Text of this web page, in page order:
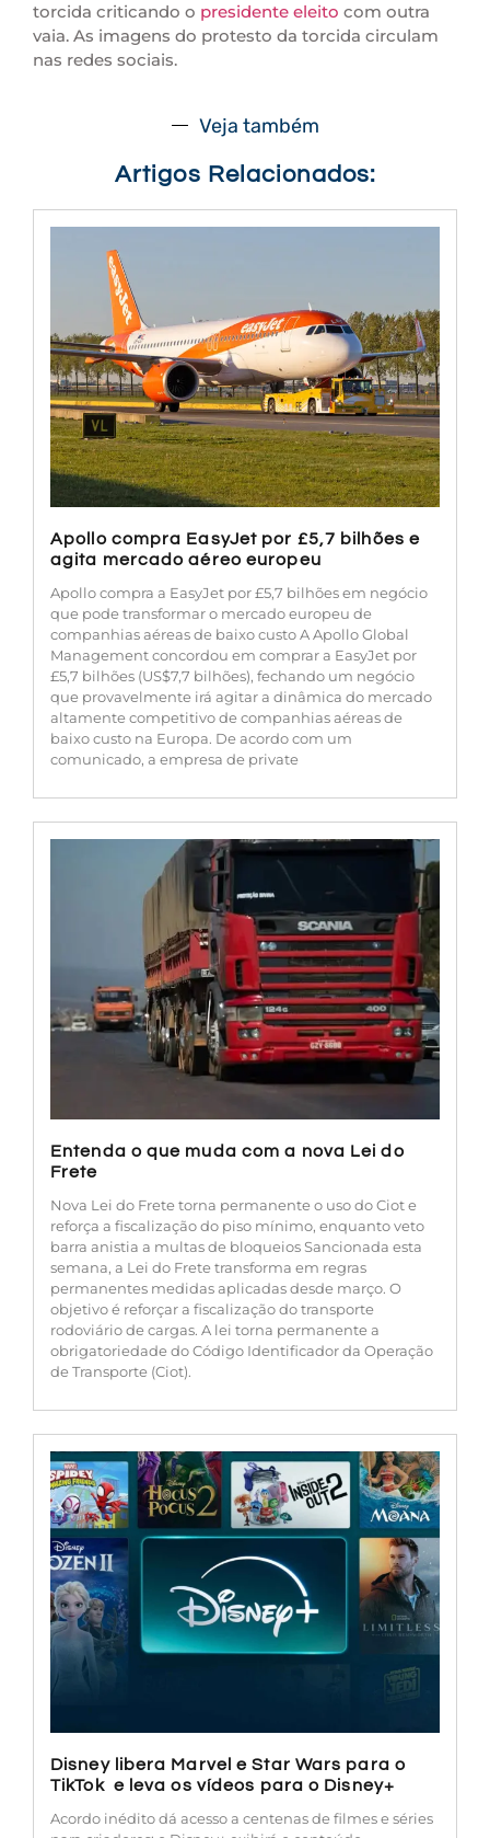
torcida criticando o presidente eleito com outra
vaia. As imagens do protesto da torcida circulam
nas redes sociais.
Veja também
Artigos Relacionados:
Apollo compra EasyJet por £5,7 bilhões e
agita mercado aéreo europeu
Apollo compra a EasyJet por £5,7 bilhões em negócio
que pode transformar o mercado europeu de
companhias aéreas de baixo custo A Apollo Global
Management concordou em comprar a EasyJet por
£5,7 bilhões (US$7,7 bilhões), fechando um negócio
que provavelmente irá agitar a dinâmica do mercado
altamente competitivo de companhias aéreas de
baixo custo na Europa. De acordo com um
comunicado, a empresa de private
Entenda o que muda com a nova Lei do
Frete
Nova Lei do Frete torna permanente o uso do Ciot e
reforça a fiscalização do piso mínimo, enquanto veto
barra anistia a multas de bloqueios Sancionada esta
semana, a Lei do Frete transforma em regras
permanentes medidas aplicadas desde março. O
objetivo é reforçar a fiscalização do transporte
rodoviário de cargas. A lei torna permanente a
obrigatoriedade do Código Identificador da Operação
de Transporte (Ciot).
Disney libera Marvel e Star Wars para o
TikTok e leva os vídeos para o Disney+
Acordo inédito dá acesso a centenas de filmes e séries